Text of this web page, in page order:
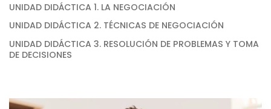
UNIDAD DIDÁCTICA 1. LA NEGOCIACIÓN
UNIDAD DIDÁCTICA 2. TÉCNICAS DE NEGOCIACIÓN
UNIDAD DIDÁCTICA 3. RESOLUCIÓN DE PROBLEMAS Y TOMA
DE DECISIONES